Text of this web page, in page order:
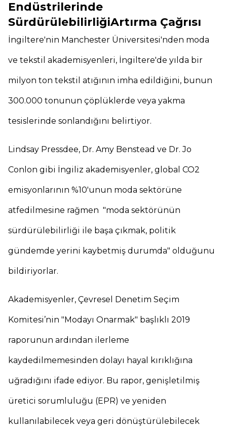
Endüstrilerinde
SürdürülebilirliğiArtırma Çağrısı
İngiltere'nin Manchester Üniversitesi'nden moda
ve tekstil akademisyenleri, İngiltere'de yılda bir
milyon ton tekstil atığının imha edildiğini, bunun
300.000 tonunun çöplüklerde veya yakma
tesislerinde sonlandığını belirtiyor.
Lindsay Pressdee, Dr. Amy Benstead ve Dr. Jo
Conlon gibi İngiliz akademisyenler, global CO2
emisyonlarının %10'unun moda sektörüne
atfedilmesine rağmen "moda sektörünün
sürdürülebilirliği ile başa çıkmak, politik
gündemde yerini kaybetmiş durumda" olduğunu
bildiriyorlar.
Akademisyenler, Çevresel Denetim Seçim
Komitesi’nin "Modayı Onarmak" başlıklı 2019
raporunun ardından ilerleme
kaydedilmemesinden dolayı hayal kırıklığına
uğradığını ifade ediyor. Bu rapor, genişletilmiş
üretici sorumluluğu (EPR) ve yeniden
kullanılabilecek veya geri dönüştürülebilecek